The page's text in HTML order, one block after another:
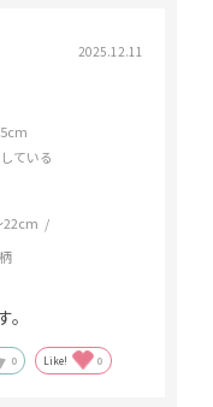
2025.12.11
ている
22cm
0 Like! 0